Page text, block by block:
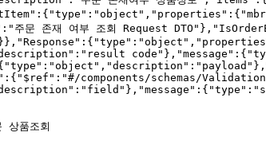
주문 존재 여부 조회 Request
components/schemas/
품조회